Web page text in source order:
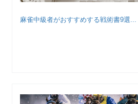
麻雀中級者がおすすめする戦術書9選...